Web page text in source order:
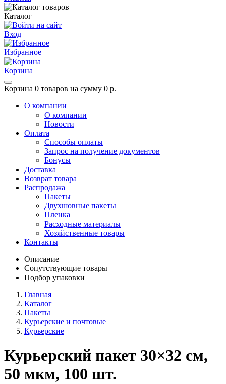
Каталог
Вход
Избранное
Корзина
Корзина 0 товаров на сумму 0 р.
О компании
О компании
Новости
Оплата
Способы оплаты
Запрос на получение документов
Бонусы
Доставка
Возврат товара
Распродажа
Пакеты
Двухшовные пакеты
Пленка
Расходные материалы
Хозяйственные товары
Контакты
Описание
Сопутствующие товары
Подбор упаковки
Главная
Каталог
Пакеты
Курьерские и почтовые
Курьерские
Курьерский пакет 30×32 см,
50 мкм, 100 шт.